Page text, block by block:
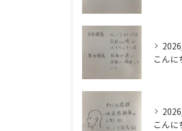
こんに
こんに